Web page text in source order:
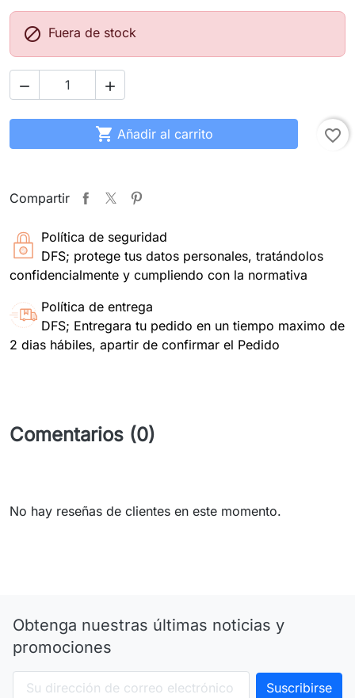
 Fuera de stock
 
 Añadir al carrito favorite_border
Compartir
Política de seguridad
DFS; protege tus datos personales, tratándolos
confidencialmente y cumpliendo con la normativa
Política de entrega
DFS; Entregara tu pedido en un tiempo maximo de
2 dias hábiles, apartir de confirmar el Pedido
Comentarios (0)
No hay reseñas de clientes en este momento.
Obtenga nuestras últimas noticias y
promociones